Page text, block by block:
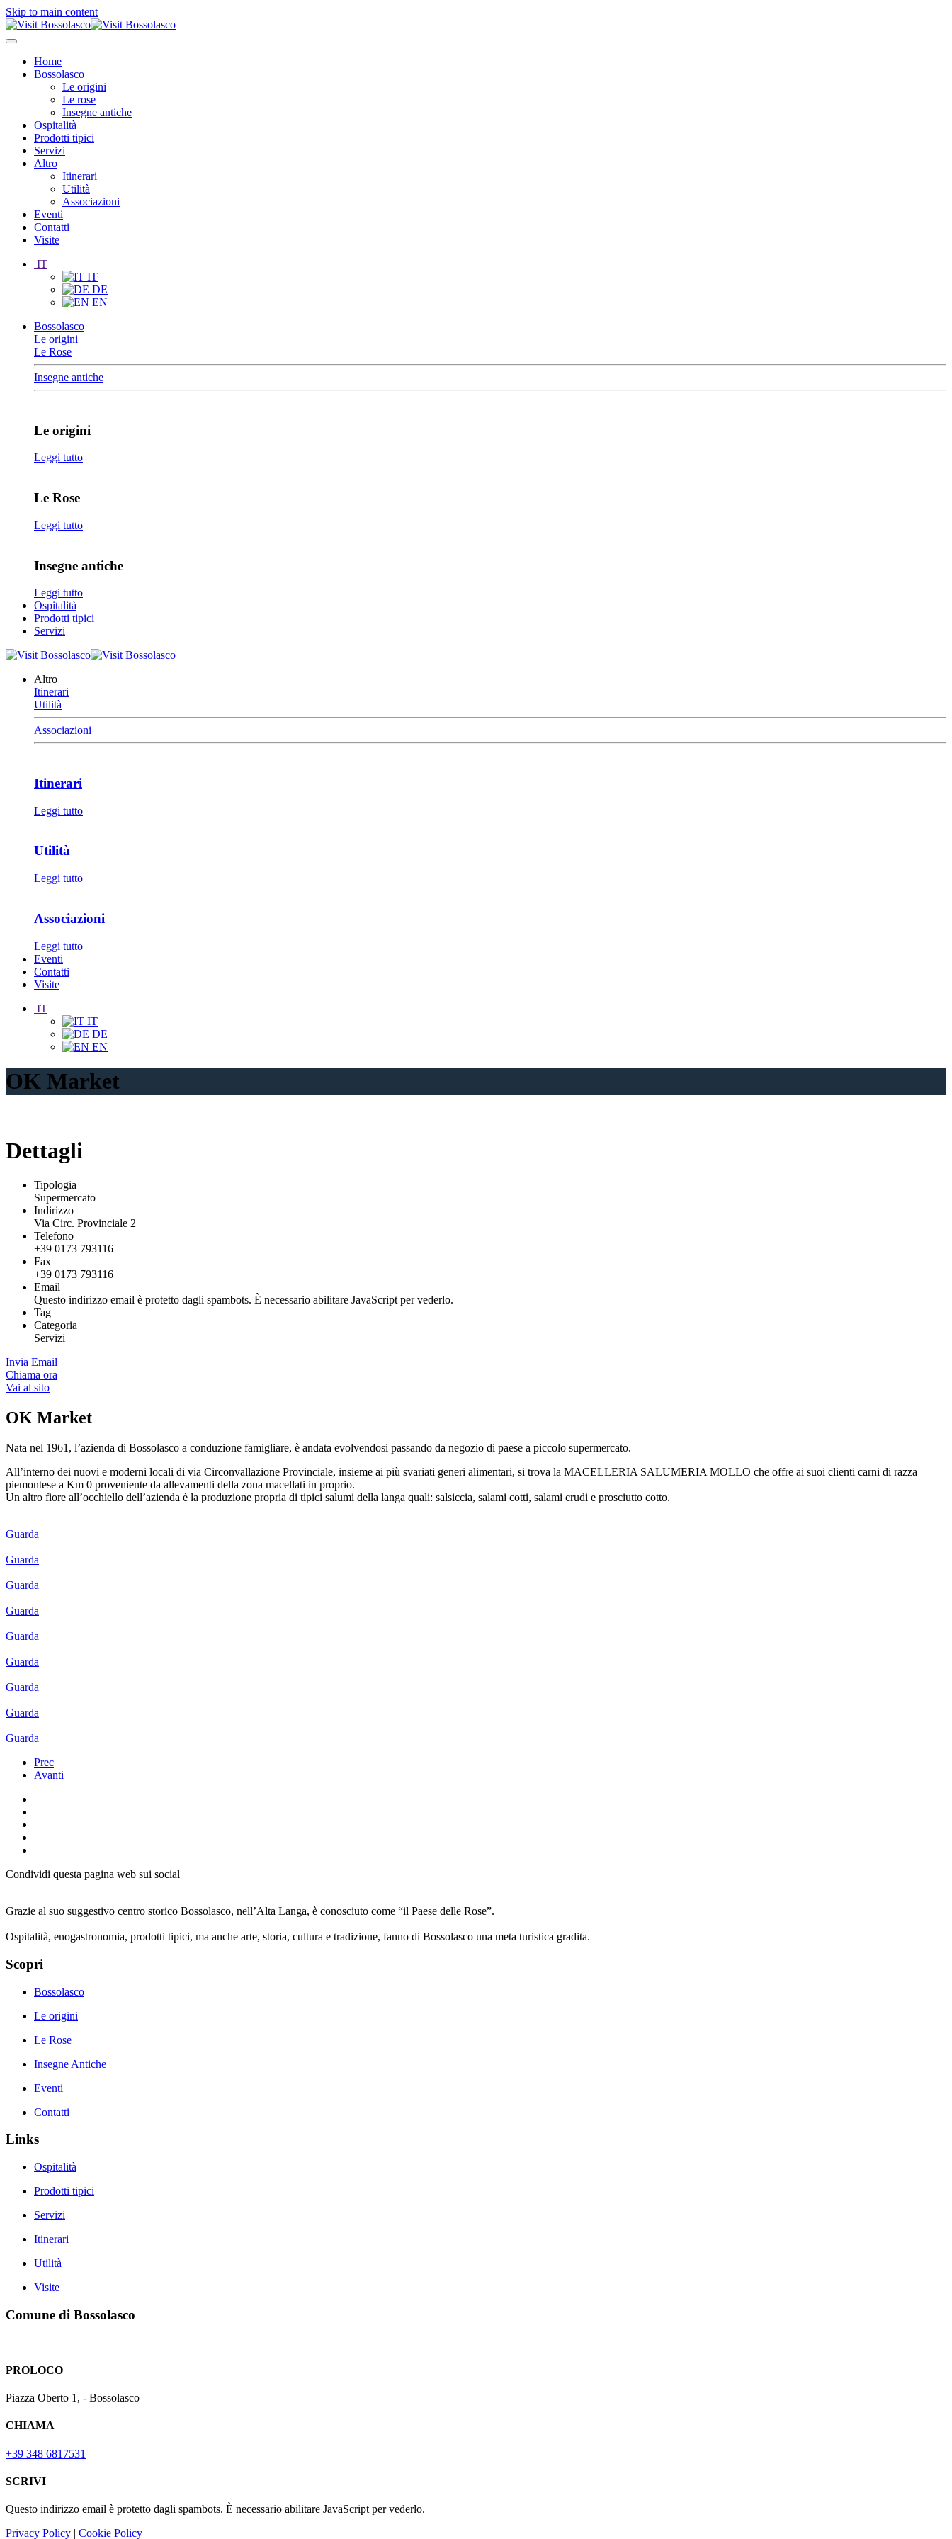
Skip to main content
Home
Bossolasco
Le origini
Le rose
Insegne antiche
Ospitalità
Prodotti tipici
Servizi
Altro
Itinerari
Utilità
Associazioni
Eventi
Contatti
Visite
IT
IT
DE
EN
Bossolasco
Le origini
Le Rose
Insegne antiche
Le origini
Leggi tutto
Le Rose
Leggi tutto
Insegne antiche
Leggi tutto
Ospitalità
Prodotti tipici
Servizi
Altro
Itinerari
Utilità
Associazioni
Itinerari
Leggi tutto
Utilità
Leggi tutto
Associazioni
Leggi tutto
Eventi
Contatti
Visite
IT
IT
DE
EN
OK Market
Dettagli
Tipologia
Supermercato
Indirizzo
Via Circ. Provinciale 2
Telefono
+39 0173 793116
Fax
+39 0173 793116
Email
Questo indirizzo email è protetto dagli spambots. È necessario abilitare JavaScript per vederlo.
Tag
Categoria
Servizi
Invia Email
Chiama ora
Vai al sito
OK Market
Nata nel 1961, l’azienda di Bossolasco a conduzione famigliare, è andata evolvendosi passando da negozio di paese a piccolo supermercato.
All’interno dei nuovi e moderni locali di via Circonvallazione Provinciale, insieme ai più svariati generi alimentari, si trova la MACELLERIA SALUMERIA MOLLO che offre ai suoi clienti carni di razza
piemontese a Km 0 proveniente da allevamenti della zona macellati in proprio.
Un altro fiore all’occhiello dell’azienda è la produzione propria di tipici salumi della langa quali: salsiccia, salami cotti, salami crudi e prosciutto cotto.
Guarda
Guarda
Guarda
Guarda
Guarda
Guarda
Guarda
Guarda
Guarda
Prec
Avanti
Condividi questa pagina web sui social
Grazie al suo suggestivo centro storico Bossolasco, nell’Alta Langa, è conosciuto come “il Paese delle Rose”.
Ospitalità, enogastronomia, prodotti tipici, ma anche arte, storia, cultura e tradizione, fanno di Bossolasco una meta turistica gradita.
Scopri
Bossolasco
Le origini
Le Rose
Insegne Antiche
Eventi
Contatti
Links
Ospitalità
Prodotti tipici
Servizi
Itinerari
Utilità
Visite
Comune di Bossolasco
PROLOCO
Piazza Oberto 1, - Bossolasco
CHIAMA
+39 348 6817531
SCRIVI
Questo indirizzo email è protetto dagli spambots. È necessario abilitare JavaScript per vederlo.
Privacy Policy | Cookie Policy